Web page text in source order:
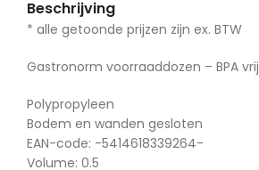
Beschrijving
* alle getoonde prijzen zijn ex. BTW
Gastronorm voorraaddozen – BPA vrij
Polypropyleen
Bodem en wanden gesloten
EAN-code: -5414618339264-
Volume: 0.5